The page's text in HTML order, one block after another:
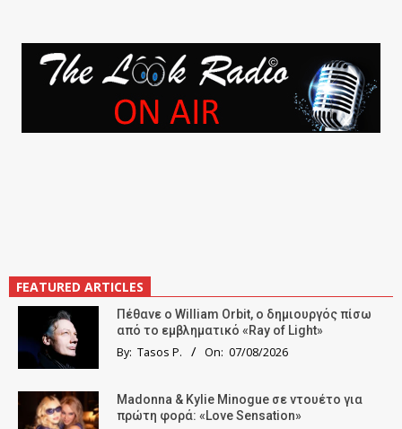
FEATURED ARTICLES
Πέθανε ο William Orbit, ο δημιουργός πίσω
από το εμβληματικό «Ray of Light»
By: Tasos P. On: 07/08/2026
Madonna & Kylie Minogue σε ντουέτο για
πρώτη φορά: «Love Sensation»